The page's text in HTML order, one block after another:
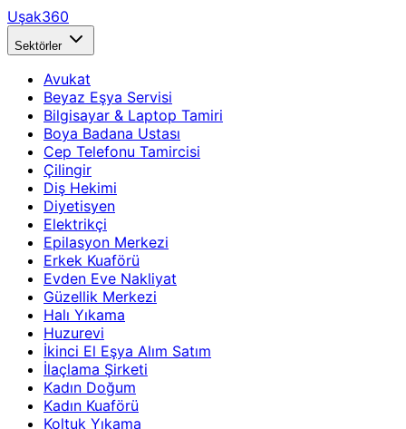
Uşak360
Sektörler
Avukat
Beyaz Eşya Servisi
Bilgisayar & Laptop Tamiri
Boya Badana Ustası
Cep Telefonu Tamircisi
Çilingir
Diş Hekimi
Diyetisyen
Elektrikçi
Epilasyon Merkezi
Erkek Kuaförü
Evden Eve Nakliyat
Güzellik Merkezi
Halı Yıkama
Huzurevi
İkinci El Eşya Alım Satım
İlaçlama Şirketi
Kadın Doğum
Kadın Kuaförü
Koltuk Yıkama